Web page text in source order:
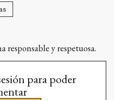
responsable y respetuosa.
para poder